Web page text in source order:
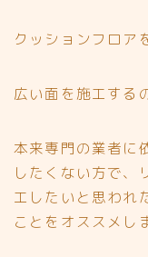
クッションフロア
広い面を施工する
本来専門の業者に
したくない方で、
工したいと思われ
ことをオススメし